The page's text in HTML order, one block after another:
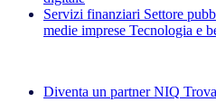
Servizi finanziari Settore
medie imprese Tecnologia e
Diventa un partner NIQ